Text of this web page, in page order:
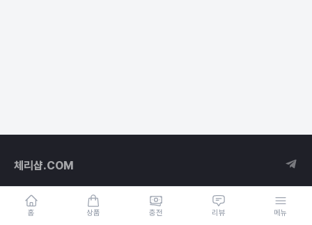
홈 상품 충전 리뷰 메뉴
체리샵.COM